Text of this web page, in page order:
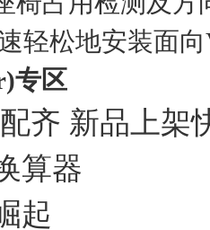
轻松地安装面
专区
齐 新品上架
算器
起